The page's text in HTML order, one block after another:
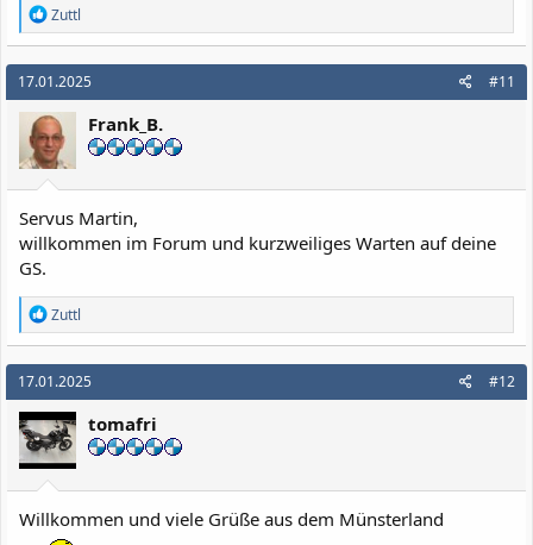
R
e
a
k
t
i
o
n
e
n
Zuttl
17.01.2025 #11
Frank_B.
Servus Martin,
willkommen im Forum und kurzweiliges Warten auf deine
GS.
R
e
a
k
t
i
o
n
e
n
Zuttl
17.01.2025 #12
tomafri
Willkommen und viele Grüße aus dem Münsterland